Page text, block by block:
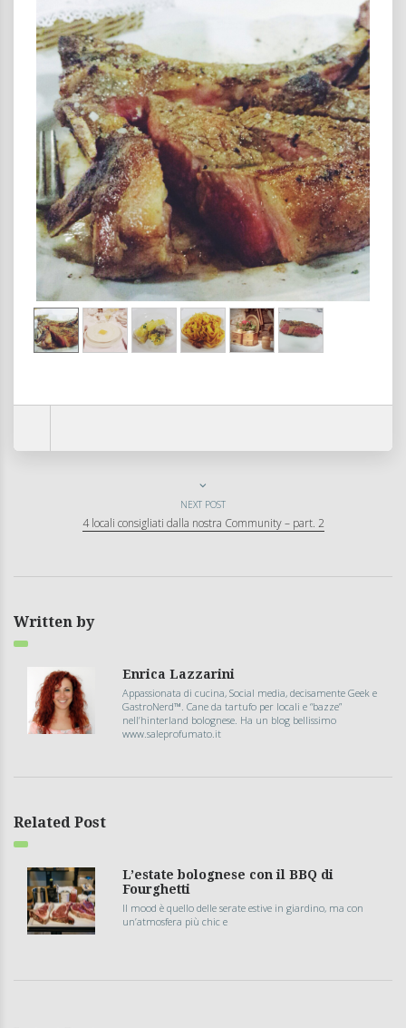
NEXT POST
4 locali consigliati dalla nostra Community – part. 2
Written by
Enrica Lazzarini
Appassionata di cucina, Social media, decisamente Geek e
GastroNerd™. Cane da tartufo per locali e “bazze”
nell’hinterland bolognese. Ha un blog bellissimo
www.saleprofumato.it
Related Post
L’estate bolognese con il BBQ di
Fourghetti
Il mood è quello delle serate estive in giardino, ma con
un’atmosfera più chic e